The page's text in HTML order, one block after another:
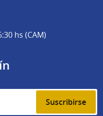
hs (CAM)
Suscribirse